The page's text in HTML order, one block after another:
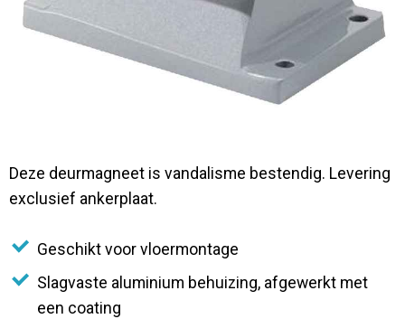
Deze deurmagneet is vandalisme bestendig. Levering
exclusief ankerplaat.
Geschikt voor vloermontage
Slagvaste aluminium behuizing, afgewerkt met
een coating